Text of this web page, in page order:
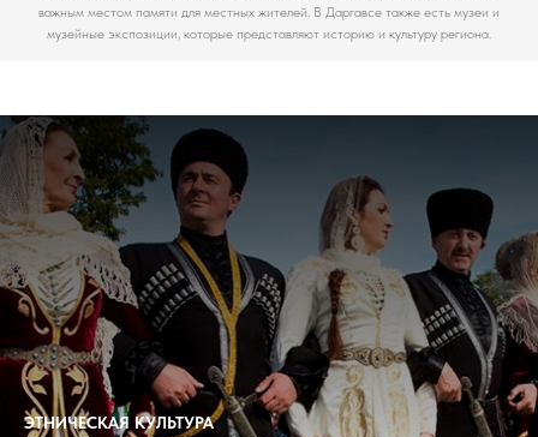
важным местом памяти для местных жителей. В Даргавсе также есть музеи и
музейные экспозиции, которые представляют историю и культуру региона.
ЭТНИЧЕСКАЯ КУЛЬТУРА